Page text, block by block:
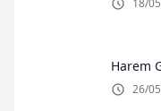
Harem
26/